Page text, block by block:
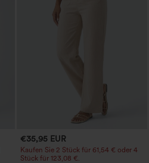
€35,95 EUR
Kaufen Sie 2 Stück für 61,54 € oder 4
Stück für 123,08 €.